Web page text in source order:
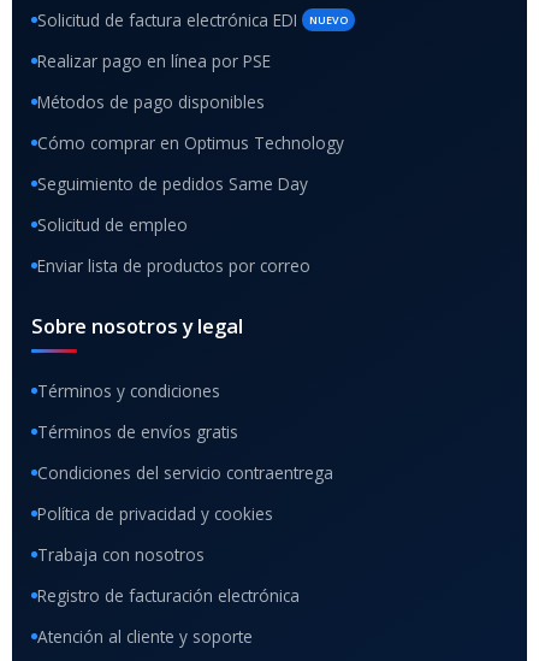
Solicitud de factura electrónica EDI NUEVO
Realizar pago en línea por PSE
Métodos de pago disponibles
Cómo comprar en Optimus Technology
Seguimiento de pedidos Same Day
Solicitud de empleo
Enviar lista de productos por correo
Sobre nosotros y legal
Términos y condiciones
Términos de envíos gratis
Condiciones del servicio contraentrega
Política de privacidad y cookies
Trabaja con nosotros
Registro de facturación electrónica
Atención al cliente y soporte